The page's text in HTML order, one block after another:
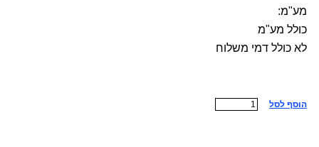
מע"מ:
כולל מע"מ
לא כולל דמי משלוח
הוסף לסל